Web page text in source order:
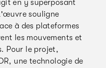
en y superposant
souligne
à des plateformes
les mouvements et
Pour le projet,
une technologie de